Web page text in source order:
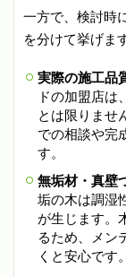
一方で、検討時
を分けて挙げま
実際の施工品
ドの加盟店は
とは限りませ
での相談や完
す。
無垢材・真壁
垢の木は調湿
が生じます。
るため、メン
くと安心です。